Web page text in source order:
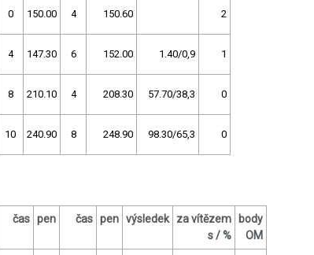
0 150.00 4 150.60 2
4 147.30 6 152.00 1.40/0,9 1
8 210.10 4 208.30 57.70/38,3 0
10 240.90 8 248.90 98.30/65,3 0
čas pen čas pen výsledek
za vítězem
s / %
body
OM